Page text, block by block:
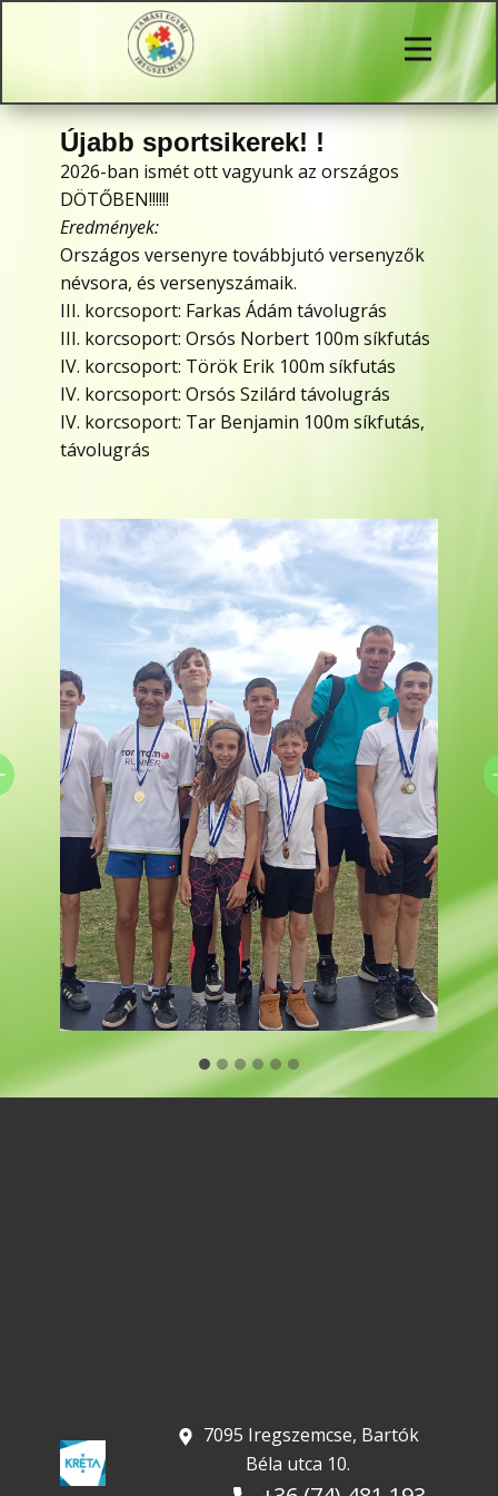
Újabb sportsikerek! !
2026-ban ismét ott vagyunk az országos
DÖTŐBEN!!!!!!
Eredmények:
Országos versenyre továbbjutó versenyzők
névsora, és versenyszámaik.
III. korcsoport: Farkas Ádám távolugrás
III. korcsoport: Orsós Norbert 100m síkfutás
IV. korcsoport: Török Erik 100m síkfutás
IV. korcsoport: Orsós Szilárd távolugrás
IV. korcsoport: Tar Benjamin 100m síkfutás,
távolugrás
​ 7095 Iregszemcse, Bartók
Béla utca 10.